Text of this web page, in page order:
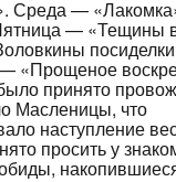
Среда —
— «Тещины
«Прощеное
принято
Масленицы, что
наступление
просить у